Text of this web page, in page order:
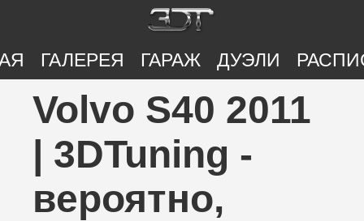
ГАЛЕРЕЯ ГАРАЖ ДУЭЛИ
Volvo S40 2011
| 3DTuning -
вероятно,